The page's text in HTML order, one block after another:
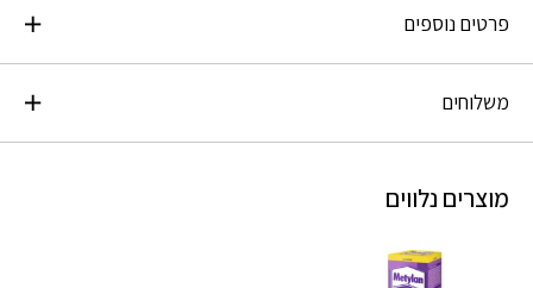
פרטים נוספים
משלוחים
מוצרים נלווים